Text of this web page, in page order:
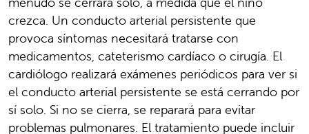
crezca. Un conducto arterial persistente que
provoca síntomas necesitará tratarse con
medicamentos, cateterismo cardíaco o cirugía. El
cardiólogo realizará exámenes periódicos para ver si
el conducto arterial persistente se está cerrando por
sí solo. Si no se cierra, se reparará para evitar
problemas pulmonares. El tratamiento puede incluir